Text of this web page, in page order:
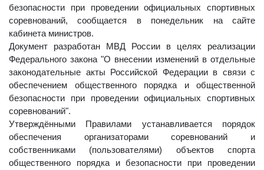
безопасности при проведении официальных спортивных
соревнований, сообщается в понедельник на сайте
кабинета министров.
Документ разработан МВД России в целях реализации
Федерального закона "О внесении изменений в отдельные
законодательные акты Российской Федерации в связи с
обеспечением общественного порядка и общественной
безопасности при проведении официальных спортивных
соревнований".
Утверждёнными Правилами устанавливается порядок
обеспечения организаторами соревнований и
собственниками (пользователями) объектов спорта
общественного порядка и безопасности при проведении